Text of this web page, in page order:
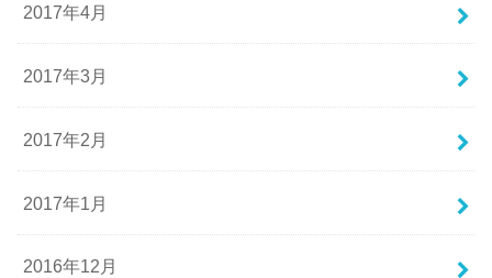
2017年4月
2017年3月
2017年2月
2017年1月
2016年12月